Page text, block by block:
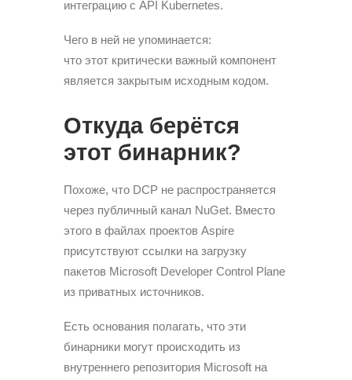
интеграцию с API Kubernetes.
Чего в ней не упоминается:
что этот критически важный компонент
является закрытым исходным кодом.
Откуда берётся
этот бинарник?
Похоже, что DCP не распространяется
через публичный канал NuGet. Вместо
этого в файлах проектов Aspire
присутствуют ссылки на загрузку
пакетов Microsoft Developer Control Plane
из приватных источников.
Есть основания полагать, что эти
бинарники могут происходить из
внутреннего репозитория Microsoft на